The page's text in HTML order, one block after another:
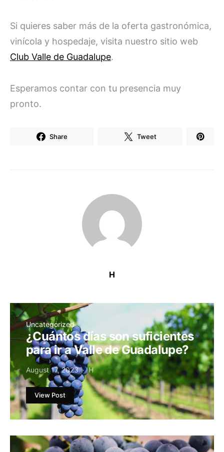
Si quieres saber más de la oferta gastronómica,
vinícola y hospedaje, visita nuestro sitio web
Club Valle de Guadalupe.
Esperamos contar con tu presencia muy
pronto.
Share Tweet
H
Uncategorized
¿Cuántos días son suficientes
para ir a Valle de Guadalupe?
August 17, 2023 H
View Post